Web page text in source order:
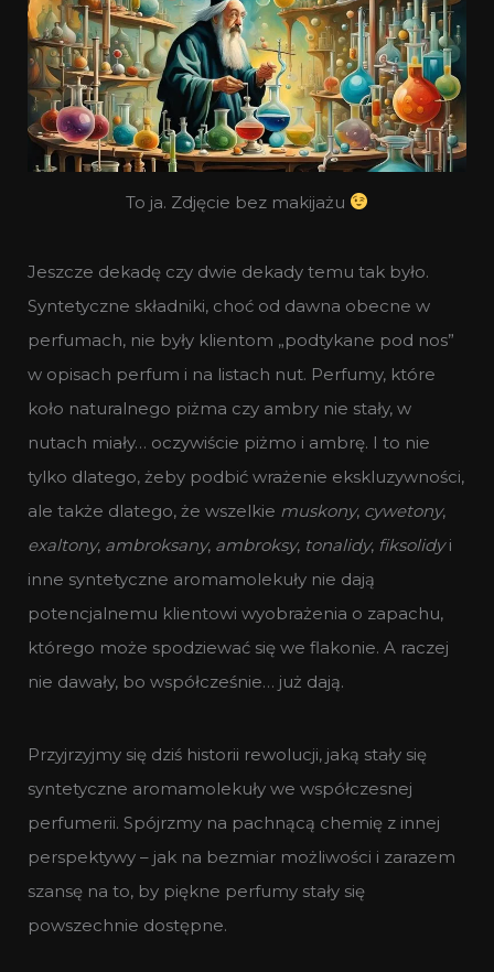
To ja. Zdjęcie bez makijażu
Jeszcze dekadę czy dwie dekady temu tak było.
Syntetyczne składniki, choć od dawna obecne w
perfumach, nie były klientom „podtykane pod nos”
w opisach perfum i na listach nut. Perfumy, które
koło naturalnego piżma czy ambry nie stały, w
nutach miały… oczywiście piżmo i ambrę. I to nie
tylko dlatego, żeby podbić wrażenie ekskluzywności,
ale także dlatego, że wszelkie muskony, cywetony,
exaltony, ambroksany, ambroksy, tonalidy, fiksolidyi
inne syntetyczne aromamolekuły nie dają
potencjalnemu klientowi wyobrażenia o zapachu,
którego może spodziewać się we flakonie. A raczej
nie dawały, bo współcześnie… już dają.
Przyjrzyjmy się dziś historii rewolucji, jaką stały się
syntetyczne aromamolekuły we współczesnej
perfumerii. Spójrzmy na pachnącą chemię z innej
perspektywy – jak na bezmiar możliwości i zarazem
szansę na to, by piękne perfumy stały się
powszechnie dostępne.